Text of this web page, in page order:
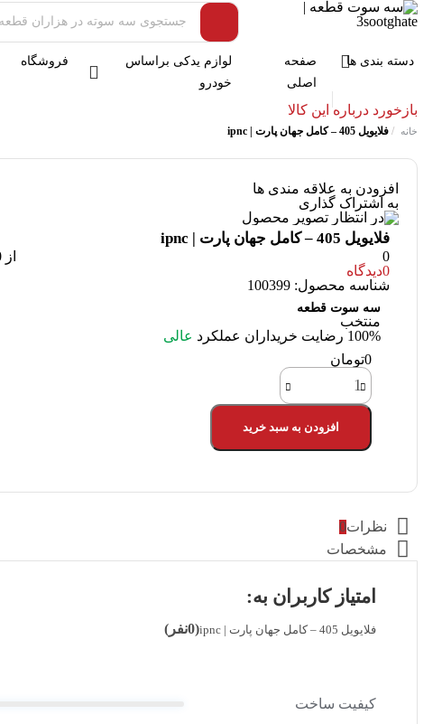
دسته بندی ها
صفحه
اصلی
لوازم یدکی براساس
خودرو
فروشگاه
بازخورد درباره این کالا
خانه / فلایویل 405 – کامل جهان پارت | ipnc
افزودن به علاقه مندی ها
به اشتراک گذاری
فلایویل 405 – کامل جهان پارت | ipnc
0
از 0 رای
0دیدگاه
شناسه محصول: 100399
سه سوت قطعه
منتخب
100% رضایت خریداران عملکرد عالی
0تومان
فلایویل
405
-
جهان
پارت
quantity
افزودن به سبد خرید
نظرات0
مشخصات
امتیاز کاربران به:
فلایویل 405 – کامل جهان پارت | ipnc (0نفر)
کیفیت ساخت